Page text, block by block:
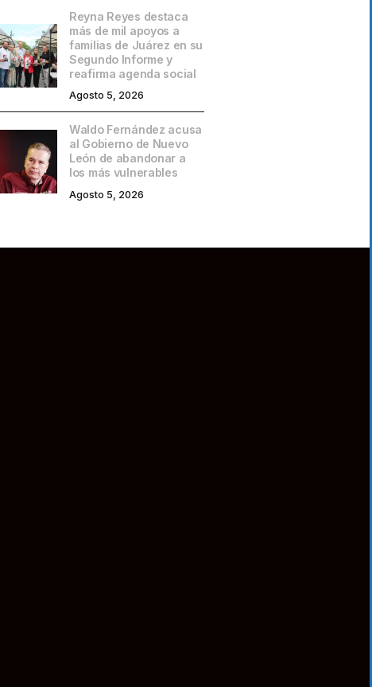
Reyna Reyes destaca
más de mil apoyos a
familias de Juárez en su
Segundo Informe y
reafirma agenda social
Agosto 5, 2026
Waldo Fernández acusa
al Gobierno de Nuevo
León de abandonar a
los más vulnerables
Agosto 5, 2026